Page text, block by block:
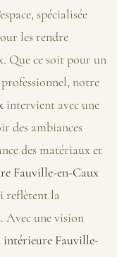
spécialisée
les rendre
Que ce soit pour un
notre
intervient avec une
des ambiances
des matériaux et
Fauville-en-Caux
reflètent la
Avec une vision
intérieure Fauville-